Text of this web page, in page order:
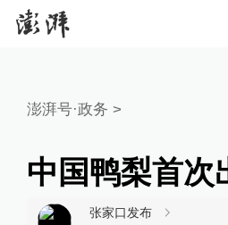
澎湃号·政务 >
中国鸭梨首次
张家口发布